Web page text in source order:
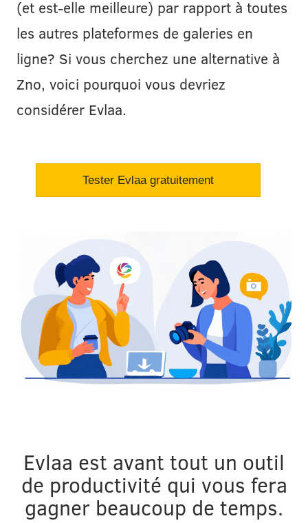
(et est-elle meilleure) par rapport à toutes
les autres plateformes de galeries en
ligne? Si vous cherchez une alternative à
Zno, voici pourquoi vous devriez
considérer Evlaa.
Tester Evlaa gratuitement
Evlaa est avant tout un outil
de productivité qui vous fera
gagner beaucoup de temps.